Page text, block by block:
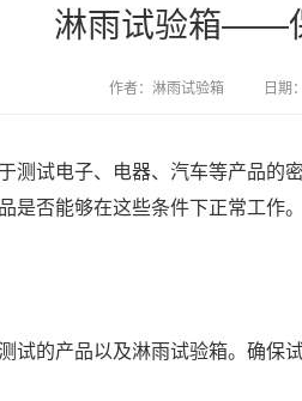
淋雨试验箱——
作者：淋雨试验箱 日期：
测试电子、电器、汽车等产品的
是否能够在这些条件下正常工作
的产品以及淋雨试验箱。确保试